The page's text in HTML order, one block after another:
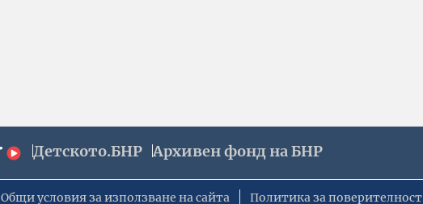
Детското.БНР Архивен фонд на БНР
Общи условия за използване на сайта Политика за поверителност